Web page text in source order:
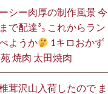
シー肉厚の制作風景 今
で配達³₃ これからラン
ようか
1キロおかず
焼肉 太田焼肉
茸沢山入荷したので ま